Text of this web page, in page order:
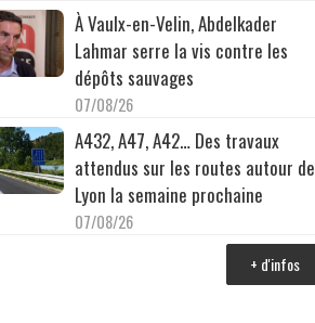
À Vaulx-en-Velin, Abdelkader
Lahmar serre la vis contre les
dépôts sauvages
07/08/26
A432, A47, A42… Des travaux
attendus sur les routes autour de
Lyon la semaine prochaine
07/08/26
+ d'infos